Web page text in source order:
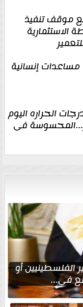
موقف تنفيذ
الاستثمارية
إنسانية
الحراره اليوم
فى
أو
في...